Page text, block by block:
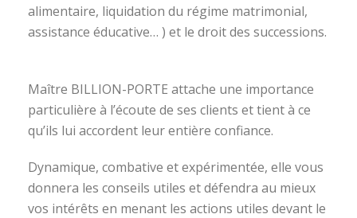
alimentaire, liquidation du régime matrimonial,
assistance éducative… ) et le droit des successions.
Maître BILLION-PORTE attache une importance
particulière à l’écoute de ses clients et tient à ce
qu’ils lui accordent leur entière confiance.
Dynamique, combative et expérimentée, elle vous
donnera les conseils utiles et défendra au mieux
vos intérêts en menant les actions utiles devant le